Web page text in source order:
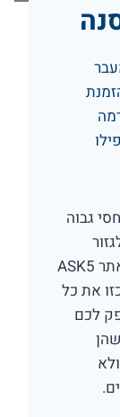
גבוה
קופון) גם לנותני השירות האחרים. באתר ASK5
את כל
לכם